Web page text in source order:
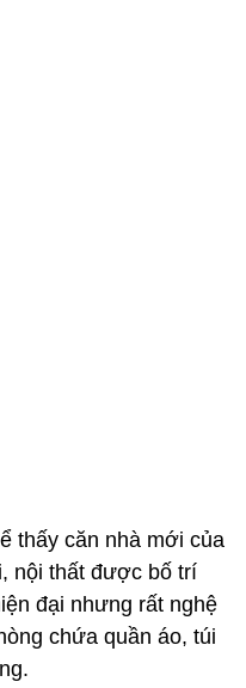
thấy căn nhà mới của
nội thất được bố trí
đại nhưng rất nghệ
chứa quần áo, túi